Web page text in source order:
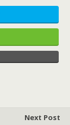
Next Post